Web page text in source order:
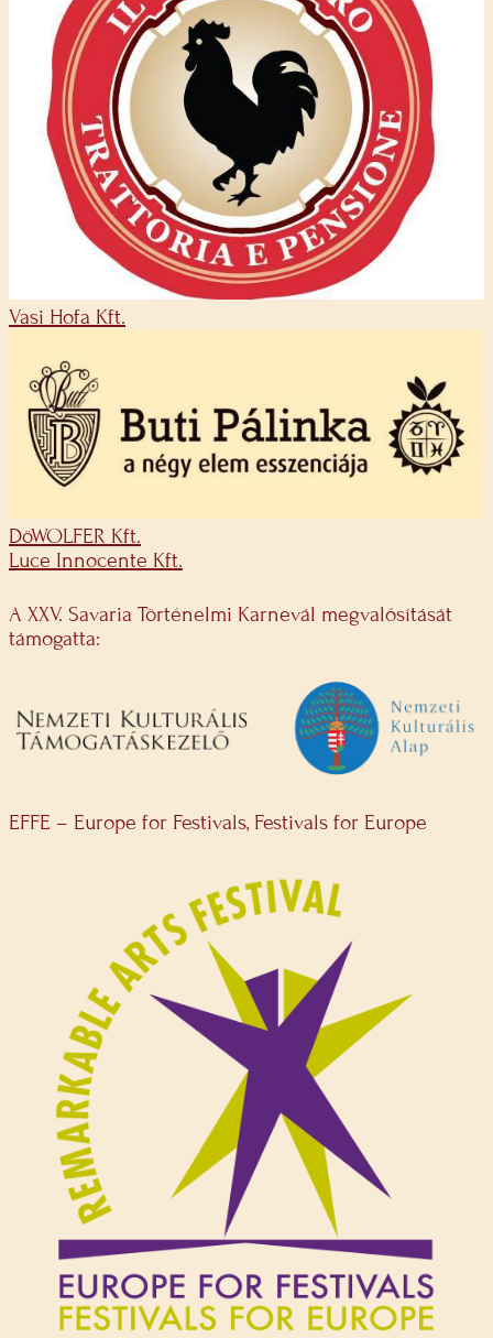
Vasi Hofa Kft.
DöWOLFER Kft.
Luce Innocente Kft.
A XXV. Savaria Történelmi Karnevál megvalósítását
támogatta:
EFFE – Europe for Festivals, Festivals for Europe